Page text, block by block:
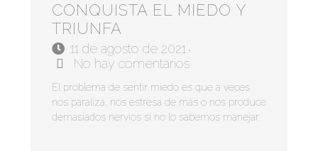
CONQUISTA EL MIEDO Y
TRIUNFA
11 de agosto de 2021 •
No hay comentarios
El problema de sentir miedo es que a veces
nos paraliza, nos estresa de más o nos produce
demasiados nervios si no lo sabemos manejar.